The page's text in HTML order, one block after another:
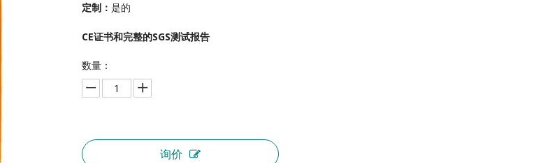
定制：是的
CE证书和完整的SGS测试报告
数量：
询价